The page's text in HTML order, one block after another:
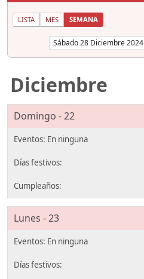
LISTA MES SEMANA
Diciembre
Domingo - 22
Lunes - 23